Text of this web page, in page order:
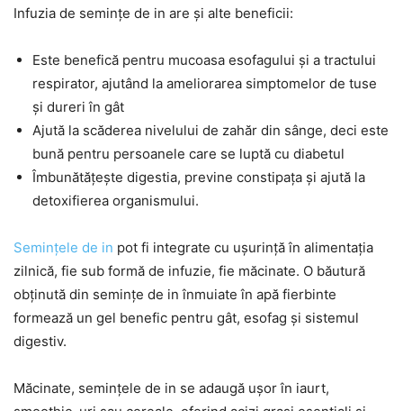
Infuzia de semințe de in are și alte beneficii:
Este benefică pentru mucoasa esofagului și a tractului
respirator, ajutând la ameliorarea simptomelor de tuse
și dureri în gât
Ajută la scăderea nivelului de zahăr din sânge, deci este
bună pentru persoanele care se luptă cu diabetul
Îmbunătățește digestia, previne constipața și ajută la
detoxifierea organismului.
Semințele de in pot fi integrate cu ușurință în alimentația
zilnică, fie sub formă de infuzie, fie măcinate. O băutură
obținută din semințe de in înmuiate în apă fierbinte
formează un gel benefic pentru gât, esofag și sistemul
digestiv.
Măcinate, semințele de in se adaugă ușor în iaurt,